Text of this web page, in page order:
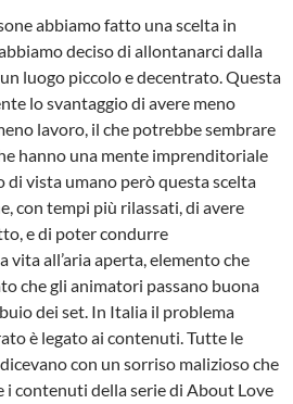
abbiamo fatto una scelta in
deciso di allontanarci dalla
luogo piccolo e decentrato. Questa
lo svantaggio di avere meno
lavoro, il che potrebbe sembrare
hanno una mente imprenditoriale
vista umano però questa scelta
con tempi più rilassati, di avere
e di poter condurre
vita all’aria aperta, elemento che
che gli animatori passano buona
dei set. In Italia il problema
è legato ai contenuti. Tutte le
con un sorriso malizioso che
i contenuti della serie di About Love